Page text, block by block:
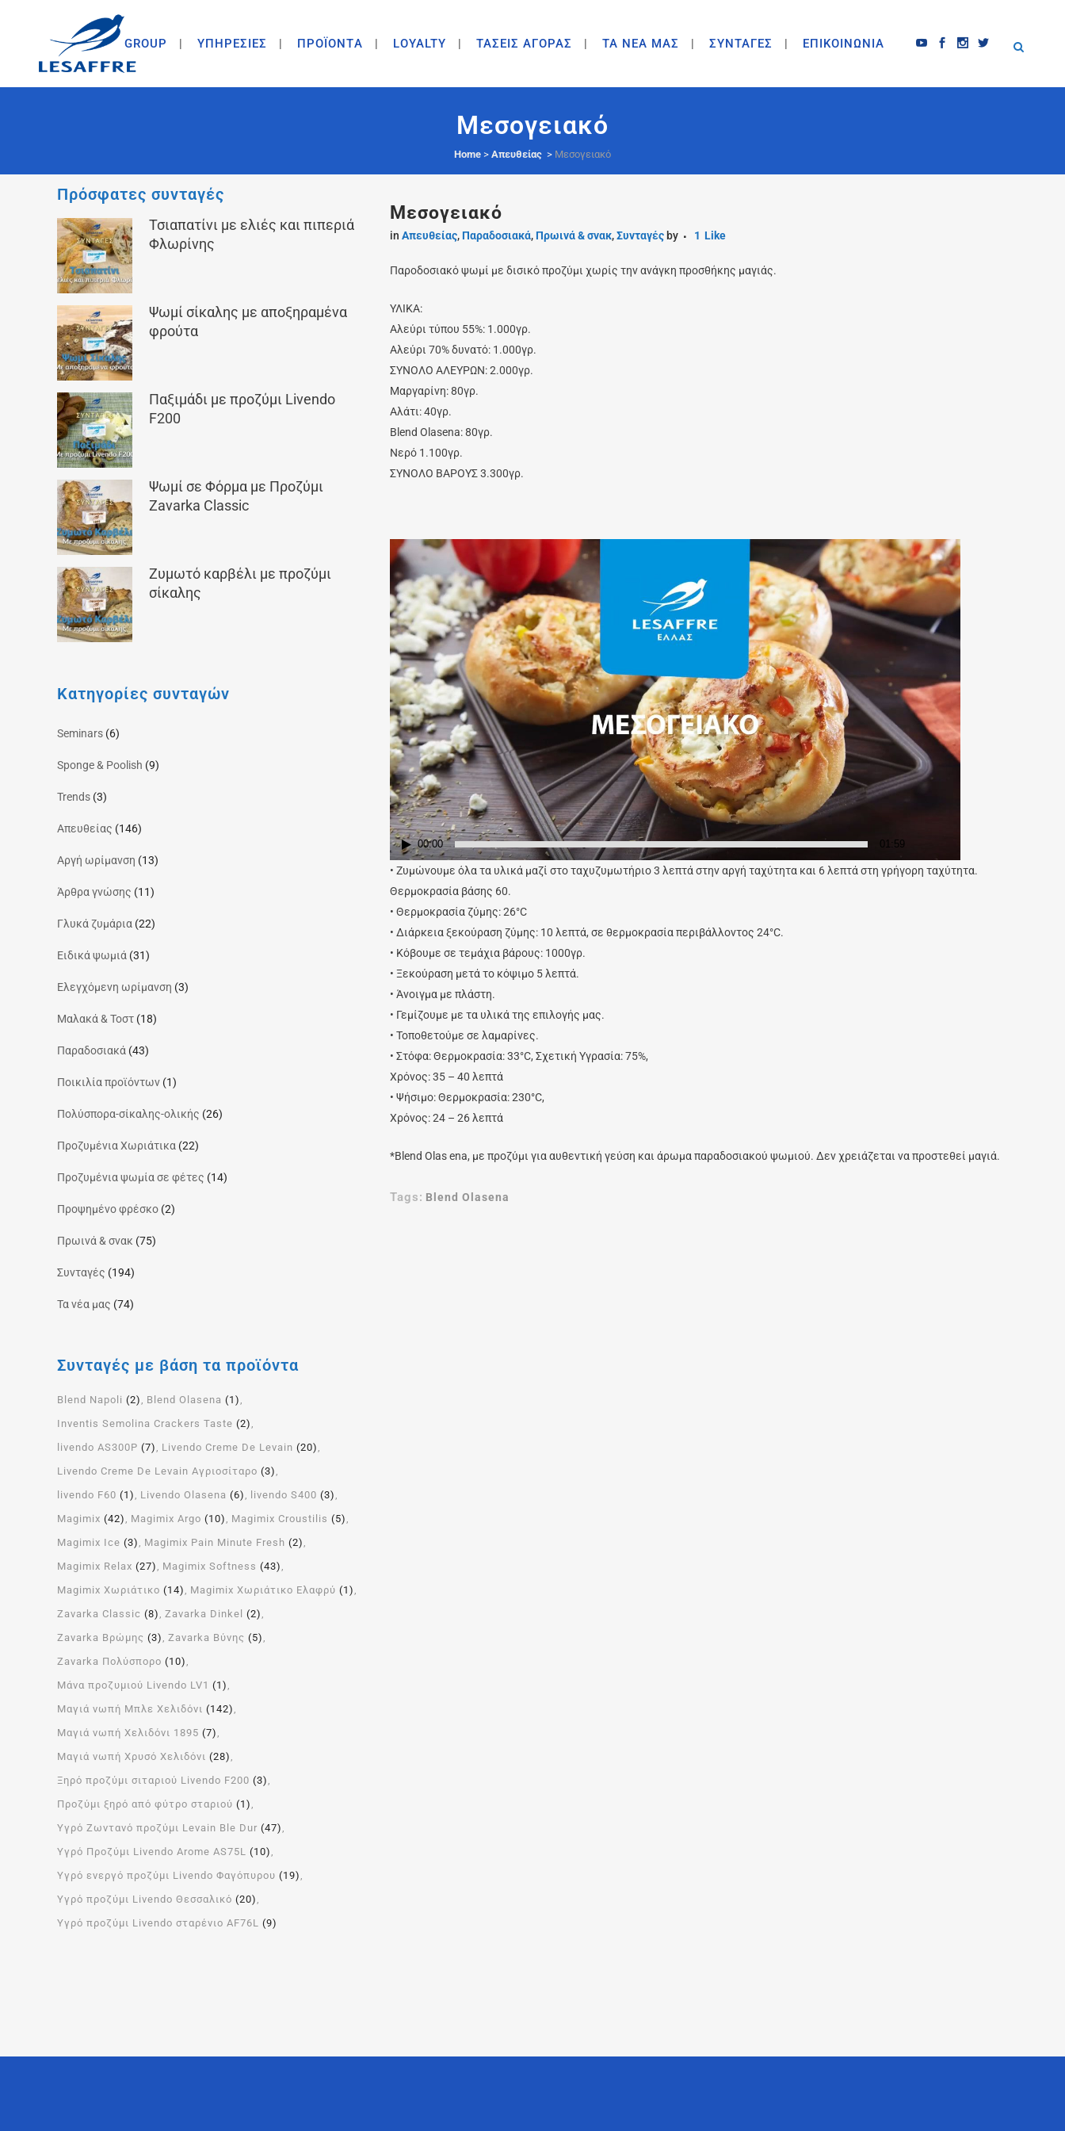
GROUP ΥΠΗΡΕΣΙΕΣ ΠΡΟΪΟΝΤA LOYALTY ΤΑΣΕΙΣ ΑΓΟΡΑΣ ΤΑ ΝΕΑ ΜΑΣ ΣΥΝΤΑΓΕΣ ΕΠΙΚΟΙΝΩΝΙΑ
Μεσογειακό
Home > Απευθείας > Μεσογειακό
Πρόσφατες συνταγές
Τσιαπατίνι με ελιές και πιπεριά
Φλωρίνης
Ψωμί σίκαλης με αποξηραμένα
φρούτα
Παξιμάδι με προζύμι Livendo
F200
Ψωμί σε Φόρμα με Προζύμι
Zavarka Classic
Ζυμωτό καρβέλι με προζύμι
σίκαλης
Κατηγορίες συνταγών
Seminars (6)
Sponge & Poolish (9)
Trends (3)
Απευθείας (146)
Αργή ωρίμανση (13)
Άρθρα γνώσης (11)
Γλυκά ζυμάρια (22)
Ειδικά ψωμιά (31)
Ελεγχόμενη ωρίμανση (3)
Μαλακά & Τοστ (18)
Παραδοσιακά (43)
Ποικιλία προϊόντων (1)
Πολύσπορα-σίκαλης-ολικής (26)
Προζυμένια Χωριάτικα (22)
Προζυμένια ψωμία σε φέτες (14)
Προψημένο φρέσκο (2)
Πρωινά & σνακ (75)
Συνταγές (194)
Τα νέα μας (74)
Συνταγές με βάση τα προϊόντα
Blend Napoli (2) Blend Olasena (1)
Inventis Semolina Crackers Taste (2)
livendo AS300P (7) Livendo Creme De Levain (20)
Livendo Creme De Levain Αγριοσίταρο (3)
livendo F60 (1) Livendo Olasena (6) livendo S400 (3)
Magimix (42) Magimix Argo (10) Magimix Croustilis (5)
Magimix Ice (3) Magimix Pain Minute Fresh (2)
Magimix Relax (27) Magimix Softness (43)
Magimix Χωριάτικο (14) Magimix Χωριάτικο Ελαφρύ (1)
Zavarka Classic (8) Zavarka Dinkel (2)
Zavarka Βρώμης (3) Zavarka Βύνης (5)
Zavarka Πολύσπορο (10)
Μάνα προζυμιού Livendo LV1 (1)
Μαγιά νωπή Μπλε Χελιδόνι (142)
Μαγιά νωπή Χελιδόνι 1895 (7)
Μαγιά νωπή Χρυσό Χελιδόνι (28)
Ξηρό προζύμι σιταριού Livendo F200 (3)
Προζύμι ξηρό από φύτρο σταριού (1)
Υγρό Ζωντανό προζύμι Levain Ble Dur (47)
Υγρό Προζύμι Livendo Arome ΑS75L (10)
Υγρό ενεργό προζύμι Livendo Φαγόπυρου (19)
Υγρό προζύμι Livendo Θεσσαλικό (20)
Υγρό προζύμι Livendo σταρένιο AF76L (9)
Μεσογειακό
in Απευθείας,Παραδοσιακά,Πρωινά & σνακ,Συνταγές by 1 Like
Παροδοσιακό ψωμί με δισικό προζύμι χωρίς την ανάγκη προσθήκης μαγιάς.
ΥΛΙΚΑ:
Αλεύρι τύπου 55%: 1.000γρ.
Αλεύρι 70% δυνατό: 1.000γρ.
ΣΥΝΟΛΟ ΑΛΕΥΡΩΝ: 2.000γρ.
Μαργαρίνη: 80γρ.
Αλάτι: 40γρ.
Blend Olasena: 80γρ.
Νερό 1.100γρ.
ΣΥΝΟΛΟ ΒΑΡΟΥΣ 3.300γρ.
Video
Player
00:00 01:59
• Ζυμώνουμε όλα τα υλικά μαζί στο ταχυζυμωτήριο 3 λεπτά στην αργή ταχύτητα και 6 λεπτά στη γρήγορη ταχύτητα.
Θερμοκρασία βάσης 60.
• Θερμοκρασία ζύμης: 26°C
• Διάρκεια ξεκούραση ζύμης: 10 λεπτά, σε θερμοκρασία περιβάλλοντος 24°C.
• Κόβουμε σε τεμάχια βάρους: 1000γρ.
• Ξεκούραση μετά το κόψιμο 5 λεπτά.
• Άνοιγμα με πλάστη.
• Γεμίζουμε με τα υλικά της επιλογής μας.
• Τοποθετούμε σε λαμαρίνες.
• Στόφα: Θερμοκρασία: 33°C, Σχετική Υγρασία: 75%,
Χρόνος: 35 – 40 λεπτά
• Ψήσιμο: Θερμοκρασία: 230°C,
Χρόνος: 24 – 26 λεπτά
*Blend Olas ena, με προζύμι για αυθεντική γεύση και άρωμα παραδοσιακού ψωμιού. Δεν χρειάζεται να προστεθεί μαγιά.
Tags: Blend Olasena